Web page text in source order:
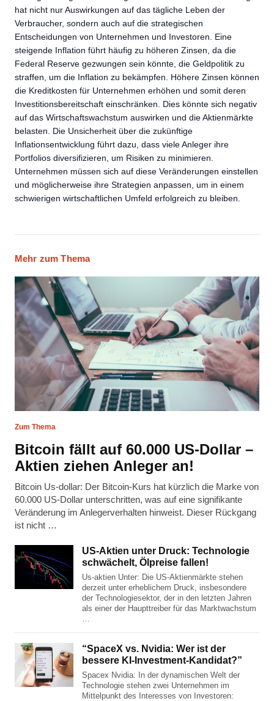
hat nicht nur Auswirkungen auf das tägliche Leben der
Verbraucher, sondern auch auf die strategischen
Entscheidungen von Unternehmen und Investoren. Eine
steigende Inflation führt häufig zu höheren Zinsen, da die
Federal Reserve gezwungen sein könnte, die Geldpolitik zu
straffen, um die Inflation zu bekämpfen. Höhere Zinsen können
die Kreditkosten für Unternehmen erhöhen und somit deren
Investitionsbereitschaft einschränken. Dies könnte sich negativ
auf das Wirtschaftswachstum auswirken und die Aktienmärkte
belasten. Die Unsicherheit über die zukünftige
Inflationsentwicklung führt dazu, dass viele Anleger ihre
Portfolios diversifizieren, um Risiken zu minimieren.
Unternehmen müssen sich auf diese Veränderungen einstellen
und möglicherweise ihre Strategien anpassen, um in einem
schwierigen wirtschaftlichen Umfeld erfolgreich zu bleiben.
Mehr zum Thema
Zum Thema
Bitcoin fällt auf 60.000 US-Dollar –
Aktien ziehen Anleger an!
Bitcoin Us-dollar: Der Bitcoin-Kurs hat kürzlich die Marke von
60.000 US-Dollar unterschritten, was auf eine signifikante
Veränderung im Anlegerverhalten hinweist. Dieser Rückgang
ist nicht …
US-Aktien unter Druck: Technologie
schwächelt, Ölpreise fallen!
Us-aktien Unter: Die US-Aktienmärkte stehen
derzeit unter erheblichem Druck, insbesondere
der Technologiesektor, der in den letzten Jahren
als einer der Haupttreiber für das Marktwachstum
“SpaceX vs. Nvidia: Wer ist der
bessere KI-Investment-Kandidat?”
Spacex Nvidia: In der dynamischen Welt der
Technologie stehen zwei Unternehmen im
Mittelpunkt des Interesses von Investoren: